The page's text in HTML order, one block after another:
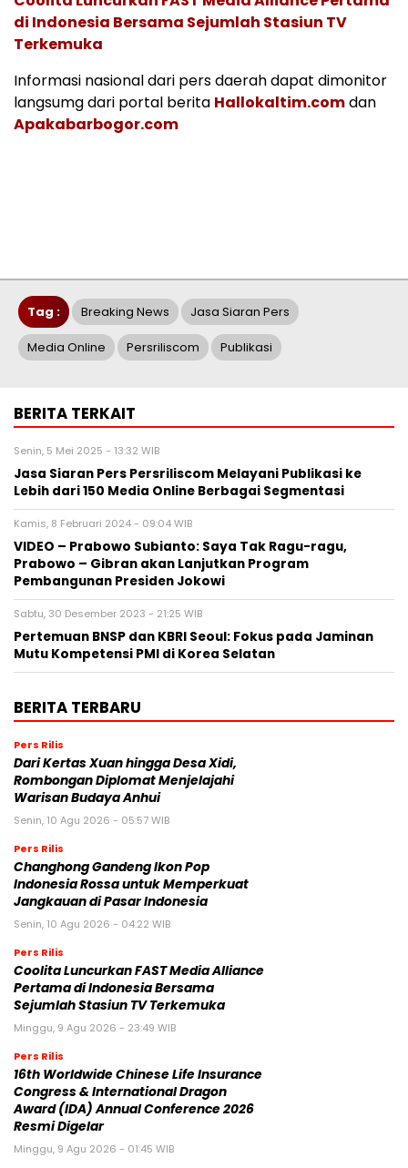
di Indonesia Bersama Sejumlah Stasiun TV
Terkemuka
Informasi nasional dari pers daerah dapat dimonitor
langsumg dari portal berita Hallokaltim.comdan
Apakabarbogor.com
Tag : Breaking News Jasa Siaran Pers
Media Online Persriliscom Publikasi
BERITA TERKAIT
Senin, 5 Mei 2025 - 13:32 WIB
Jasa Siaran Pers Persriliscom Melayani Publikasi ke
Lebih dari 150 Media Online Berbagai Segmentasi
Kamis, 8 Februari 2024 - 09:04 WIB
VIDEO – Prabowo Subianto: Saya Tak Ragu-ragu,
Prabowo – Gibran akan Lanjutkan Program
Pembangunan Presiden Jokowi
Sabtu, 30 Desember 2023 - 21:25 WIB
Pertemuan BNSP dan KBRI Seoul: Fokus pada Jaminan
Mutu Kompetensi PMI di Korea Selatan
BERITA TERBARU
Pers Rilis
Dari Kertas Xuan hingga Desa Xidi,
Rombongan Diplomat Menjelajahi
Warisan Budaya Anhui
Senin, 10 Agu 2026 - 05:57 WIB
Pers Rilis
Changhong Gandeng Ikon Pop
Indonesia Rossa untuk Memperkuat
Jangkauan di Pasar Indonesia
Senin, 10 Agu 2026 - 04:22 WIB
Pers Rilis
Coolita Luncurkan FAST Media Alliance
Pertama di Indonesia Bersama
Sejumlah Stasiun TV Terkemuka
Minggu, 9 Agu 2026 - 23:49 WIB
Pers Rilis
16th Worldwide Chinese Life Insurance
Congress & International Dragon
Award (IDA) Annual Conference 2026
Resmi Digelar
Minggu, 9 Agu 2026 - 01:45 WIB